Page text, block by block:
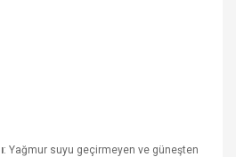
: Yağmur suyu geçirmeyen ve güneşten